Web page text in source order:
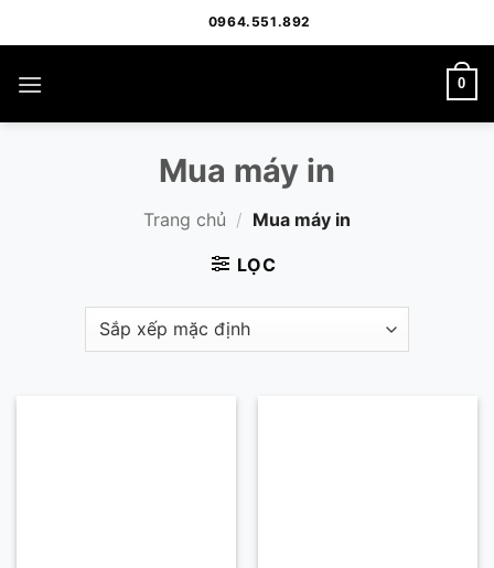
qua
dung
0964.551.892
0
Mua máy in
Trang chủ / Mua máy in
LỌC